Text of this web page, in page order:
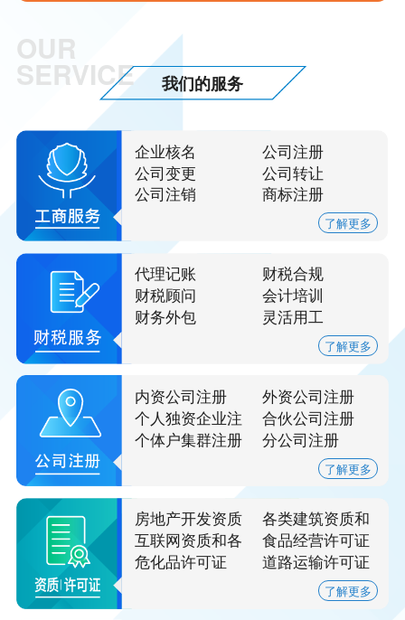
OUR
SERVICE 我们的服务
企业核名
公司注册
公司变更
公司转让
公司注销
商标注册
了解更多
代理记账
财税合规
财税顾问
会计培训
财务外包
灵活用工
了解更多
内资公司注册
外资公司注册
个人独资企业注
册
合伙公司注册
个体户集群注册
分公司注册
了解更多
房地产开发资质
各类建筑资质和
安全生产许可证
互联网资质和各
类许可证
食品经营许可证
危化品许可证
道路运输许可证
了解更多